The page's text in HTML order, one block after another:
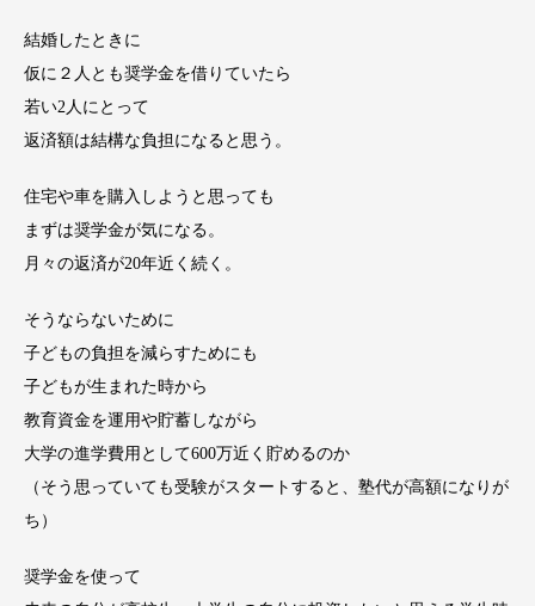
結婚したときに
仮に２人とも奨学金を借りていたら
若い2人にとって
返済額は結構な負担になると思う。
住宅や車を購入しようと思っても
まずは奨学金が気になる。
月々の返済が20年近く続く。
そうならないために
子どもの負担を減らすためにも
子どもが生まれた時から
教育資金を運用や貯蓄しながら
大学の進学費用として600万近く貯めるのか
（そう思っていても受験がスタートすると、塾代が高額になりが
ち）
奨学金を使って